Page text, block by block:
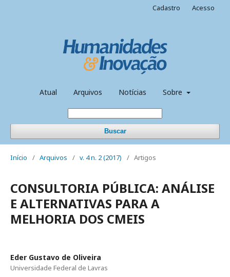
Atual Arquivos Notícias Sobre
Buscar
Cadastro Acesso
Início / Arquivos / v. 4 n. 2 (2017) / Artigos
CONSULTORIA PÚBLICA: ANÁLISE
E ALTERNATIVAS PARA A
MELHORIA DOS CMEIS
Eder Gustavo de Oliveira
Universidade Federal de Lavras